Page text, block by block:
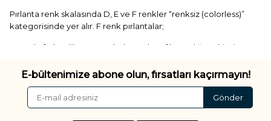
Pırlanta renk skalasında D, E ve F renkler “renksiz (colorless)”
kategorisinde yer alır. F renk pırlantalar;
✓ Gözle fark edilemeyecek düzeyde saf beyazlığa sahiptir
✓ Üst segment kalite sınıfında yer alır
Bu nedenle F renk pırlanta yüzükler, hem estetik hem de kalite
E-bültenimize abone olun, fırsatları kaçırmayın!
Gönder